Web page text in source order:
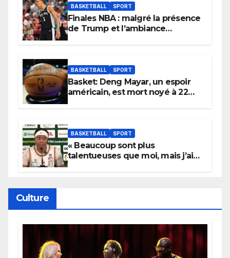
BASKETBALL SPORT
Finales NBA : malgré la présence
de Trump et l’ambiance
BASKETBALL SPORT
Basket: Deng Mayar, un espoir
américain, est mort noyé à 22
BASKETBALL SPORT
« Beaucoup sont plus
talentueuses que moi, mais j’ai
Culture